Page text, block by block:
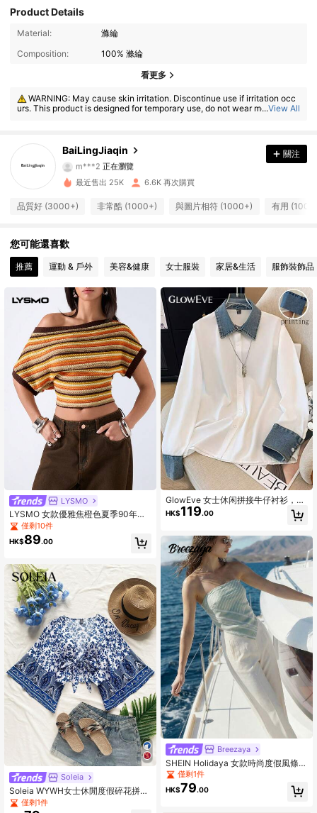
Product Details
Material:
滌綸
Composition:
100% 滌綸
看更多
WARNING: May cause skin irritation. Discontinue use if irritation occ
urs. This product is designed for temporary use, do not wear more than
...View All
BaiLingJiaqin
4.88 1.6K 追蹤者
m***2
正在瀏覽
4.88
1.6K 追蹤者
4.88 1.6K 追蹤者
4.88 1.6K 追蹤者
4.88 1.6K 追蹤者
4.88 1.6K 追蹤者
4.88 1.6K 追蹤者
4.88 1.6K 追蹤者
關注
最近售出 25K 6.6K 再次購買
品質好 (3000+) 非常酷 (1000+) 與圖片相符 (1000+) 有用
您可能還喜歡
推薦 運動 & 戶外 美容&健康 女士服裝 家居&生活 服飾裝飾品
LYSMO
LYSMO 女款優雅焦橙色夏季90年代
復古條紋網紗鏤空上衣，日常休閒不
對稱領蝙蝠袖修身短版上衣
僅剩10件
HK$89.00
Soleia
Soleia WYWH女士休閒度假碎花拼接
荷葉邊打結上衣，配鈴鐺袖
僅剩1件
GlowEve 女士休闲拼接牛仔衬衫，秋
冬款
HK$119.00
Breezaya
SHEIN Holidaya 女款時尚度假風條紋
不對稱下擺露背抹胸上衣 時髦款
僅剩1件
HK$79.00